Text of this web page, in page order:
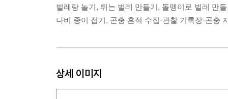
벌레랑 놀기, 튀는 벌레 만들기, 돌멩이로 벌레 만
나비 종이 접기, 곤충 흔적 수집·관찰 기록장·곤충
상세 이미지